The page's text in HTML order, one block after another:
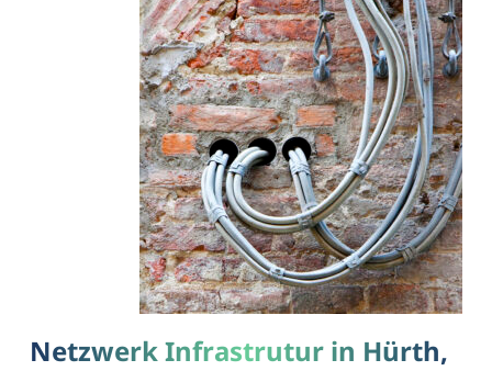
Netzwerk Infrastrutur in Hürth,